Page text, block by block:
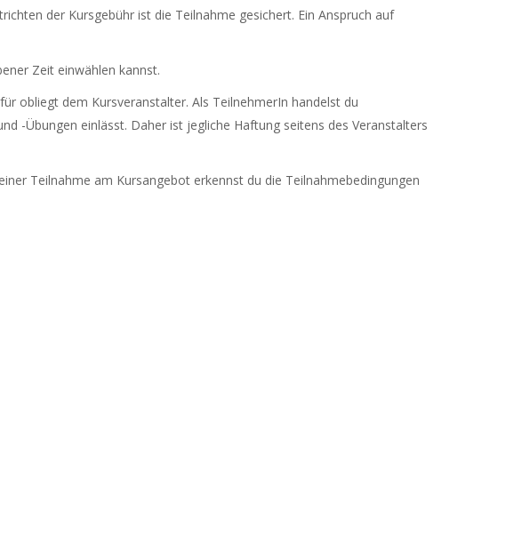
der Kursgebühr ist die Teilnahme gesichert. Ein Anspruch auf
Zeit einwählen kannst.
obliegt dem Kursveranstalter. Als TeilnehmerIn handelst du
-Übungen einlässt. Daher ist jegliche Haftung seitens des Veranstalters
Teilnahme am Kursangebot erkennst du die Teilnahmebedingungen